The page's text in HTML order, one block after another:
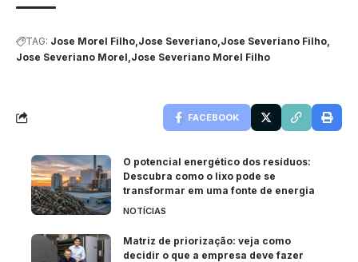
TAG: Jose Morel Filho Jose Severiano Jose Severiano Filho
Jose Severiano Morel Jose Severiano Morel Filho
FACEBOOK
O potencial energético dos resíduos:
Descubra como o lixo pode se
transformar em uma fonte de energia
NOTÍCIAS
Matriz de priorização: veja como
decidir o que a empresa deve fazer